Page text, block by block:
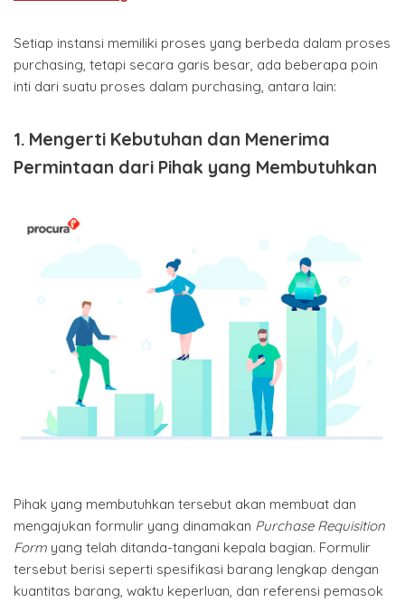
Setiap instansi memiliki proses yang berbeda dalam proses
purchasing, tetapi secara garis besar, ada beberapa poin
inti dari suatu proses dalam purchasing, antara lain:
1. Mengerti Kebutuhan dan Menerima
Permintaan dari Pihak yang Membutuhkan
Pihak yang membutuhkan tersebut akan membuat dan
mengajukan formulir yang dinamakan Purchase Requisition
Form yang telah ditanda-tangani kepala bagian. Formulir
tersebut berisi seperti spesifikasi barang lengkap dengan
kuantitas barang, waktu keperluan, dan referensi pemasok